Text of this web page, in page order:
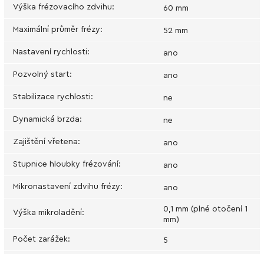
Výška frézovacího zdvihu: 60 mm
Maximální průměr frézy: 52 mm
Nastavení rychlosti: ano
Pozvolný start: ano
Stabilizace rychlosti: ne
Dynamická brzda: ne
Zajištění vřetena: ano
Stupnice hloubky frézování: ano
Mikronastavení zdvihu frézy: ano
Výška mikroladění:
0,1 mm (plné otočení 1
mm)
Počet zarážek: 5